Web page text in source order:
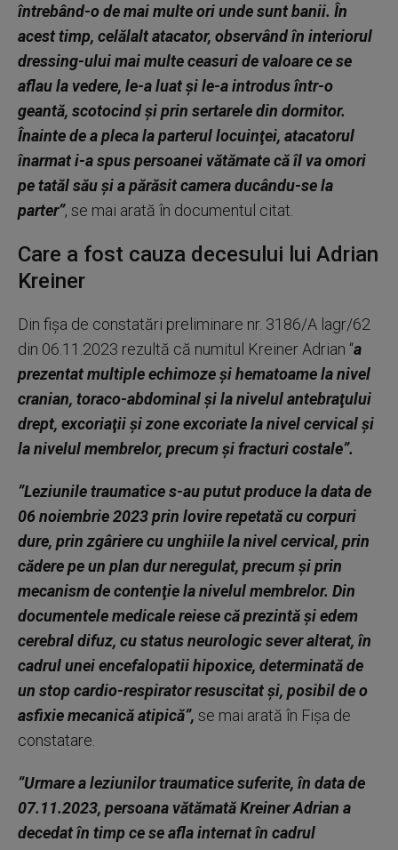
întrebând-o de mai multe ori unde sunt banii. În
acest timp, celălalt atacator, observând în interiorul
dressing-ului mai multe ceasuri de valoare ce se
aflau la vedere, le-a luat şi le-a introdus într-o
geantă, scotocind şi prin sertarele din dormitor.
Înainte de a pleca la parterul locuinţei, atacatorul
înarmat i-a spus persoanei vătămate că îl va omori
pe tatăl său şi a părăsit camera ducându-se la
parter”, se mai arată în documentul citat.
Care a fost cauza decesului lui Adrian
Kreiner
Din fişa de constatări preliminare nr. 3186/A lagr/62
din 06.11.2023 rezultă că numitul Kreiner Adrian “a
prezentat multiple echimoze şi hematoame la nivel
cranian, toraco-abdominal şi la nivelul antebraţului
drept, excoriaţii şi zone excoriate la nivel cervical şi
la nivelul membrelor, precum şi fracturi costale”.
”Leziunile traumatice s-au putut produce la data de
06 noiembrie 2023 prin lovire repetată cu corpuri
dure, prin zgâriere cu unghiile la nivel cervical, prin
cădere pe un plan dur neregulat, precum şi prin
mecanism de contenţie la nivelul membrelor. Din
documentele medicale reiese că prezintă şi edem
cerebral difuz, cu status neurologic sever alterat, în
cadrul unei encefalopatii hipoxice, determinată de
un stop cardio-respirator resuscitat şi, posibil de o
asfixie mecanică atipică”, se mai arată în Fişa de
constatare.
”Urmare a leziunilor traumatice suferite, în data de
07.11.2023, persoana vătămată Kreiner Adrian a
decedat în timp ce se afla internat în cadrul